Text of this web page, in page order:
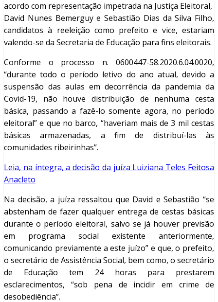
acordo com representação impetrada na Justiça Eleitoral,
David Nunes Bemerguy e Sebastião Dias da Silva Filho,
candidatos à reeleição como prefeito e vice, estariam
valendo-se da Secretaria de Educação para fins eleitorais.
Conforme o processo n. 0600447-58.2020.6.04.0020,
“durante todo o período letivo do ano atual, devido a
suspensão das aulas em decorrência da pandemia da
Covid-19, não houve distribuição de nenhuma cesta
básica, passando a fazê-lo somente agora, no período
eleitoral” e que no barco, “haveriam mais de 3 mil cestas
básicas armazenadas, a fim de distribuí-las às
comunidades ribeirinhas”.
Leia, na íntegra, a decisão da juíza Luiziana Teles Feitosa
Anacleto
Na decisão, a juíza ressaltou que David e Sebastião “se
abstenham de fazer qualquer entrega de cestas básicas
durante o período eleitoral, salvo se já houver previsão
em programa social existente anteriormente,
comunicando previamente a este juízo” e que, o prefeito,
o secretário de Assistência Social, bem como, o secretário
de Educação tem 24 horas para prestarem
esclarecimentos, “sob pena de incidir em crime de
desobediência”.